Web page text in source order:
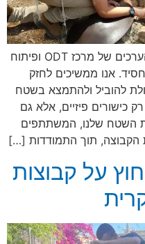
עמוד זה עודכן על מנת להציג את הערכים של מרכז ODT ופיתוח
אנו ממשיכים לחזק
להוביל ולהתמצא בשטח
כישורים פיזיים, אלא גם
השטח שלנו, המשתתפים
הקבוצה, תוך התמודדות […]
על קבוצות